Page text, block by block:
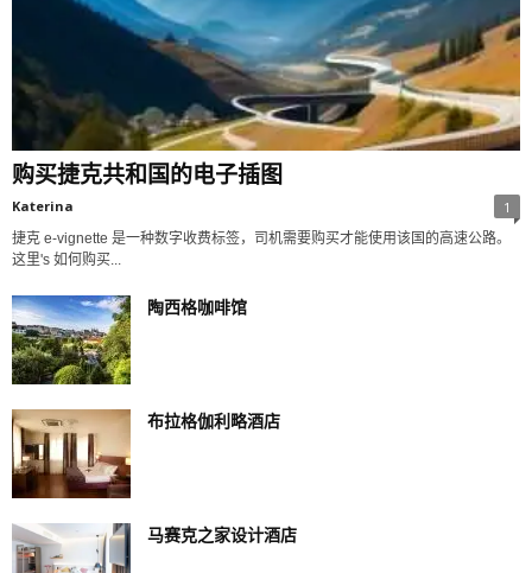
购买捷克共和国的电子插图
Katerina 1
捷克 e-vignette 是一种数字收费标签，司机需要购买才能使用该国的高速公路。
这里's 如何购买...
陶西格咖啡馆
布拉格伽利略酒店
马赛克之家设计酒店